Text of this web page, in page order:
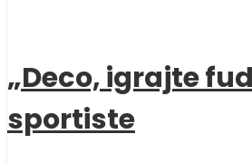
„Deco, igrajte
sportiste